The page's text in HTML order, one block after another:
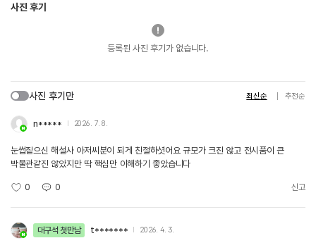
사진 후기
등록된 사진 후기가 없습니다.
사진 후기만 최신순 추천순
n***** 2026. 7. 8.
눈썹짙으신 해설사 아저씨분이 되게 친절하셧어요 규모가 크진 않고 전시품이 큰
박물관같진 않았지만 딱 핵심만 이해하기 좋았습니다
0 0 신고
대구석 첫만남 t******* 2026. 4. 3.